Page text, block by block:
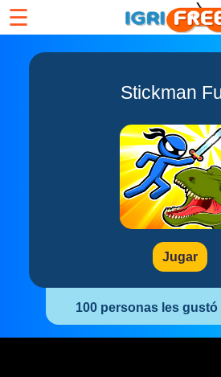
☰
Stickman
Jugar
100 personas les gustó